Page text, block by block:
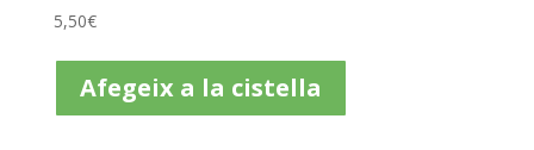
5,50€
Afegeix a la cistella